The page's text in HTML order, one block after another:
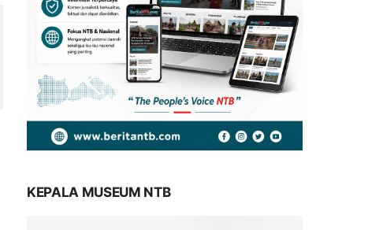
KEPALA MUSEUM NTB